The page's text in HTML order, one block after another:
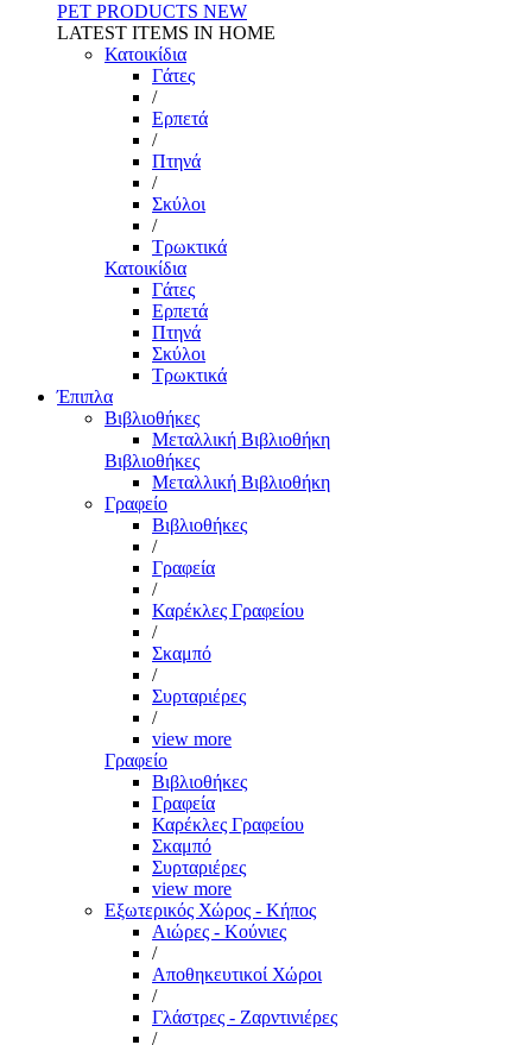
PET PRODUCTS NEW
LATEST ITEMS IN HOME
Κατοικίδια
Γάτες
/
Ερπετά
/
Πτηνά
/
Σκύλοι
/
Τρωκτικά
Κατοικίδια
Γάτες
Ερπετά
Πτηνά
Σκύλοι
Τρωκτικά
Έπιπλα
Βιβλιοθήκες
Μεταλλική Βιβλιοθήκη
Βιβλιοθήκες
Μεταλλική Βιβλιοθήκη
Γραφείο
Βιβλιοθήκες
/
Γραφεία
/
Καρέκλες Γραφείου
/
Σκαμπό
/
Συρταριέρες
/
view more
Γραφείο
Βιβλιοθήκες
Γραφεία
Καρέκλες Γραφείου
Σκαμπό
Συρταριέρες
view more
Εξωτερικός Χώρος - Κήπος
Αιώρες - Κούνιες
/
Αποθηκευτικοί Χώροι
/
Γλάστρες - Ζαρντινιέρες
/